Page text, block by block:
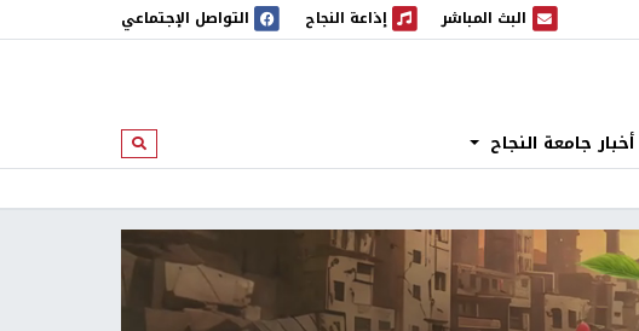
البث المباشر
البث المباشر إذاعة النجاح
إذاعة النجاح التواصل الإجتماعي
أخبار جامعة النجاح ابحث